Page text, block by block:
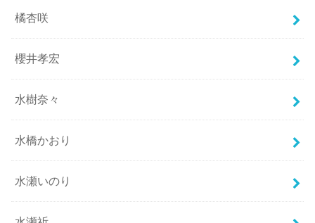
橘杏咲
櫻井孝宏
水樹奈々
水橋かおり
水瀬いのり